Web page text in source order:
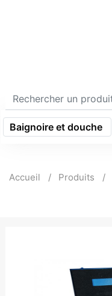
Baignoire et douche
Accueil Produits